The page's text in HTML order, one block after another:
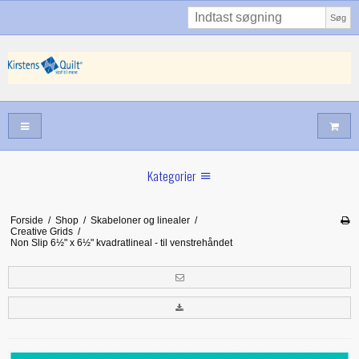
Søg
Kategorier
Juni nyt
Maj/juni nyt
Forår hos Kirstens Quilt
Alle trykfødder/Skabeloner mv til maskinquiltning
Tilbud
Forside / Shop / Skabeloner og linealer /
Creative Grids /
Non Slip 6½" x 6½" kvadratlineal - til venstrehåndet